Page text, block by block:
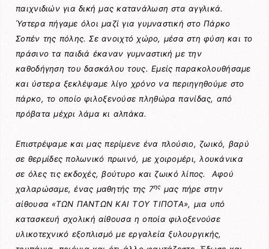
παιχνιδιών για δική μας κατανάλωση στα αγγλικά.
Ύστερα πήγαμε όλοι μαζί για γυμναστική στο Πάρκο
Σοπέν της πόλης. Σε ανοιχτό χώρο, μέσα στη φύση και το
πράσινο τα παιδιά έκαναν γυμναστική με την
καθοδήγηση του δασκάλου τους. Εμείς παρακολουθήσαμε
και ύστερα ξεκλέψαμε λίγο χρόνο να περιηγηθούμε στο
πάρκο, το οποίο φιλοξενούσε πληθώρα πανίδας, από
πρόβατα μέχρι λάμα κι αλπάκα.
Επιστρέψαμε και μας περίμενε ένα πλούσιο, ζωικό, βαρύ
σε θερμίδες πολωνικό πρωινό, με χοιρομέρι, λουκάνικα
σε όλες τις εκδοχές, βούτυρο και ζωικό λίπος. Αφού
χαλαρώσαμε, ένας μαθητής της 7ης μας πήρε στην
αίθουσα «ΤΩΝ ΠΑΝΤΩΝ ΚΑΙ ΤΟΥ ΤΙΠΟΤΑ», μια υπό
κατασκευή σχολική αίθουσα η οποία φιλοξενούσε
υλικοτεχνικό εξοπλισμό με εργαλεία ξυλουργικής,